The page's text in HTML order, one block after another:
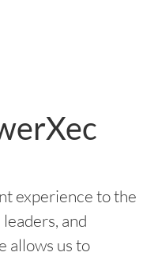
experience to the
and
allows us to